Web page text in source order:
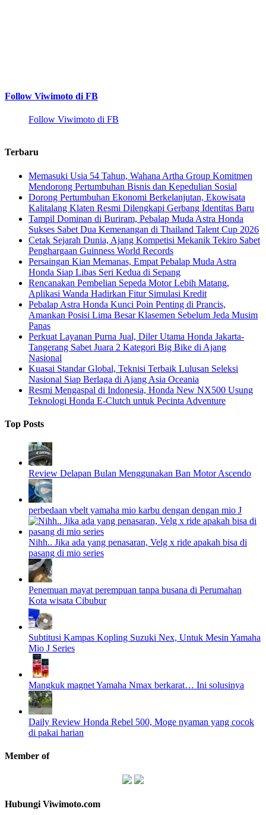
Follow Viwimoto di FB
Follow Viwimoto di FB
Terbaru
Memasuki Usia 54 Tahun, Wahana Artha Group Komitmen
Mendorong Pertumbuhan Bisnis dan Kepedulian Sosial
Dorong Pertumbuhan Ekonomi Berkelanjutan, Ekowisata
Kalitalang Klaten Resmi Dilengkapi Gerbang Identitas Baru
Tampil Dominan di Buriram, Pebalap Muda Astra Honda
Sukses Sabet Dua Kemenangan di Thailand Talent Cup 2026
Cetak Sejarah Dunia, Ajang Kompetisi Mekanik Tekiro Sabet
Penghargaan Guinness World Records
Persaingan Kian Memanas, Empat Pebalap Muda Astra
Honda Siap Libas Seri Kedua di Sepang
Rencanakan Pembelian Sepeda Motor Lebih Matang,
Aplikasi Wanda Hadirkan Fitur Simulasi Kredit
Pebalap Astra Honda Kunci Poin Penting di Prancis,
Amankan Posisi Lima Besar Klasemen Sebelum Jeda Musim
Panas
Perkuat Layanan Purna Jual, Diler Utama Honda Jakarta-
Tangerang Sabet Juara 2 Kategori Big Bike di Ajang
Nasional
Kuasai Standar Global, Teknisi Terbaik Lulusan Seleksi
Nasional Siap Berlaga di Ajang Asia Oceania
Resmi Mengaspal di Indonesia, Honda New NX500 Usung
Teknologi Honda E-Clutch untuk Pecinta Adventure
Top Posts
Review Delapan Bulan Menggunakan Ban Motor Ascendo
perbedaan vbelt yamaha mio karbu dengan dengan mio J
Nihh.. Jika ada yang penasaran, Velg x ride apakah bisa di
pasang di mio series
Penemuan mayat perempuan tanpa busana di Perumahan
Kota wisata Cibubur
Subtitusi Kampas Kopling Suzuki Nex, Untuk Mesin Yamaha
Mio J Series
Mangkuk magnet Yamaha Nmax berkarat… Ini solusinya
Daily Review Honda Rebel 500, Moge nyaman yang cocok
di pakai harian
Member of
Hubungi Viwimoto.com